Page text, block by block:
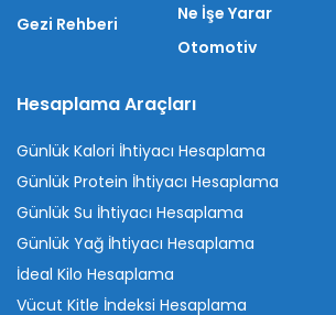
Gezi Rehberi
Ne İşe Yarar
Otomotiv
Hesaplama Araçları
Günlük Kalori İhtiyacı Hesaplama
Günlük Protein İhtiyacı Hesaplama
Günlük Su İhtiyacı Hesaplama
Günlük Yağ İhtiyacı Hesaplama
İdeal Kilo Hesaplama
Vücut Kitle İndeksi Hesaplama